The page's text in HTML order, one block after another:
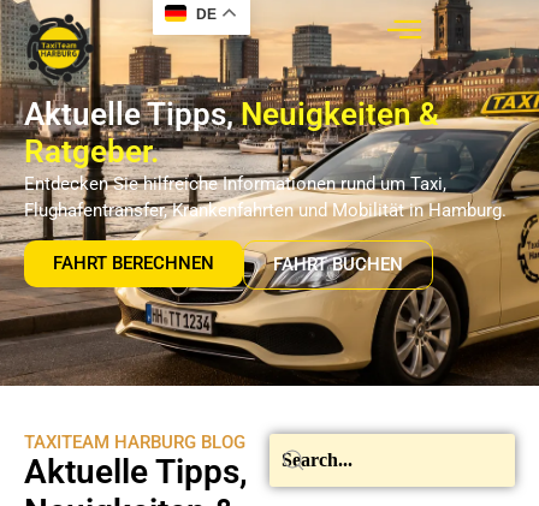
DE
Aktuelle Tipps,Neuigkeiten &
Ratgeber.
Entdecken Sie hilfreiche Informationen rund um Taxi,
Flughafentransfer, Krankenfahrten und Mobilität in Hamburg.
FAHRT BERECHNEN FAHRT BUCHEN
TAXITEAM HARBURG BLOG
Aktuelle Tipps,